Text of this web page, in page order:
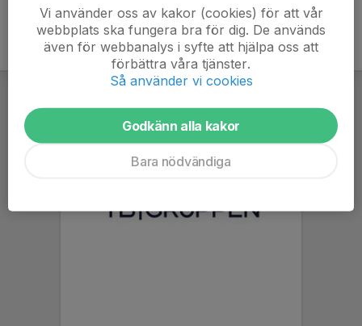
Vi använder oss av kakor (cookies) för att vår
webbplats ska fungera bra för dig. De används
även för webbanalys i syfte att hjälpa oss att
förbättra våra tjänster.
Så använder vi cookies
Godkänn alla kakor
Bara nödvändiga